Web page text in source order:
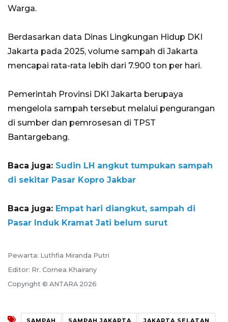
Warga.
Berdasarkan data Dinas Lingkungan Hidup DKI
Jakarta pada 2025, volume sampah di Jakarta
mencapai rata-rata lebih dari 7.900 ton per hari.
Pemerintah Provinsi DKI Jakarta berupaya
mengelola sampah tersebut melalui pengurangan
di sumber dan pemrosesan di TPST
Bantargebang.
Baca juga: Sudin LH angkut tumpukan sampah
di sekitar Pasar Kopro Jakbar
Baca juga: Empat hari diangkut, sampah di
Pasar Induk Kramat Jati belum surut
Pewarta: Luthfia Miranda Putri
Editor: Rr. Cornea Khairany
Copyright © ANTARA 2026
SAMPAH SAMPAH JAKARTA JAKARTA SELATAN